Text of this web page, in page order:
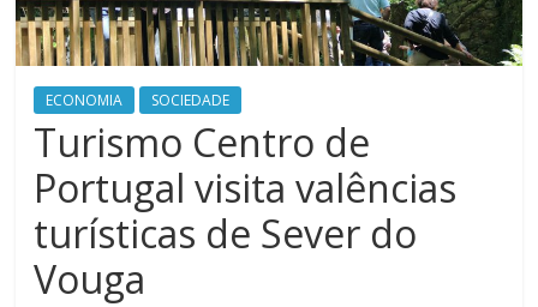
ECONOMIA SOCIEDADE
Turismo Centro de
Portugal visita valências
turísticas de Sever do
Vouga